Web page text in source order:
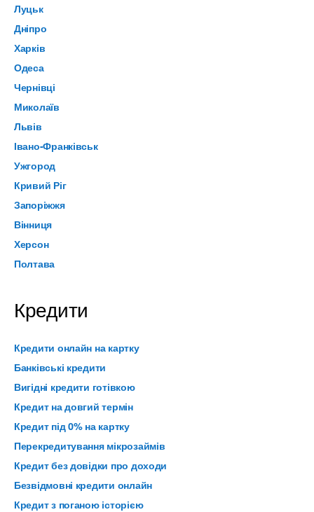
Луцьк
Дніпро
Харків
Одеса
Чернівці
Миколаїв
Львів
Івано-Франківськ
Ужгород
Кривий Ріг
Запоріжжя
Вінниця
Херсон
Полтава
Кредити
Кредити онлайн на картку
Банківські кредити
Вигідні кредити готівкою
Кредит на довгий термін
Кредит під 0% на картку
Перекредитування мікрозаймів
Кредит без довідки про доходи
Безвідмовні кредити онлайн
Кредит з поганою історією